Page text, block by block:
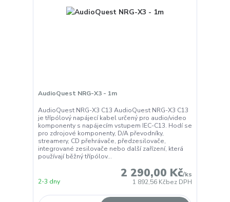
AudioQuest NRG-X3 - 1m
AudioQuest NRG-X3 C13 AudioQuest NRG-X3 C13
je třípólový napájecí kabel určený pro audio/video
komponenty s napájecím vstupem IEC-C13. Hodí se
pro zdrojové komponenty, D/A převodníky,
streamery, CD přehrávače, předzesilovače,
integrované zesilovače nebo další zařízení, která
používají běžný třípólov...
2 290,00 Kč/ks
1 892,56 Kčbez DPH
2-3 dny